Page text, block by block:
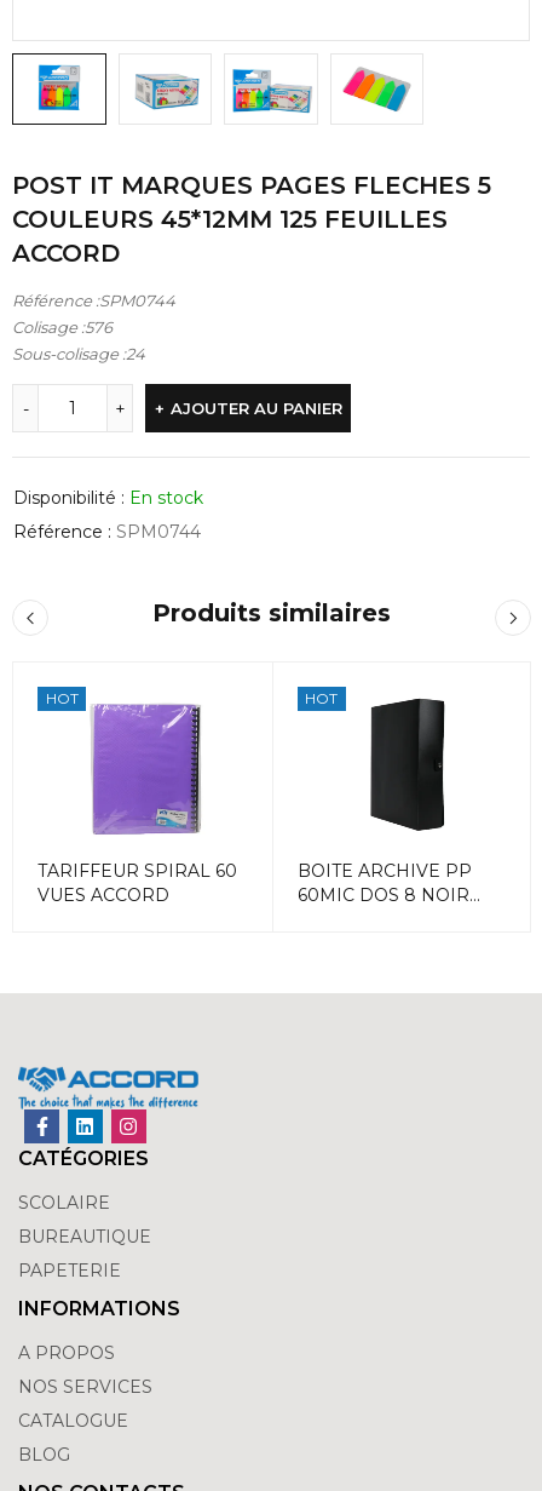
POST IT MARQUES PAGES FLECHES 5
COULEURS 45*12MM 125 FEUILLES
ACCORD
Référence :SPM0744
Colisage :576
Sous-colisage :24
AJOUTER AU PANIER
Disponibilité : En stock
Référence : SPM0744
Produits similaires
HOT
TARIFFEUR SPIRAL 60
VUES ACCORD
HOT
BOITE ARCHIVE PP
60MIC DOS 8 NOIR
CATÉGORIES
SCOLAIRE
BUREAUTIQUE
PAPETERIE
INFORMATIONS
A PROPOS
NOS SERVICES
CATALOGUE
BLOG